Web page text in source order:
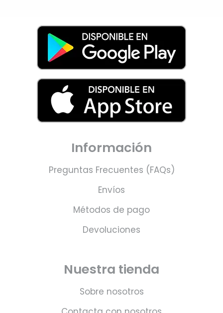
Información
Preguntas Frecuentes (FAQs)
Envíos
Métodos de pago
Devoluciones
Nuestra tienda
Sobre nosotros